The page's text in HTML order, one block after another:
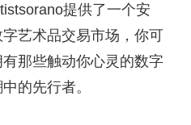
提供了一个安
艺术品交易市场，你可
那些触动你心灵的数字
的先行者。